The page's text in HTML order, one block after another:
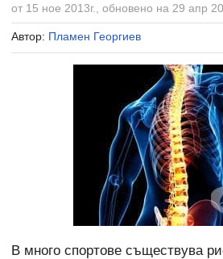
от 15 ное 2013г., обновено на 29 апр
Автор: Пламен Георгиев
В много спортове съществува